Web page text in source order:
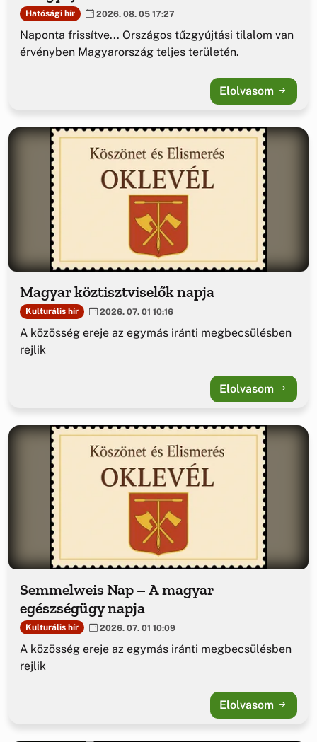
Hatósági hír 2026. 08. 05 17:27
Naponta frissítve... Országos tűzgyújtási tilalom van
érvényben Magyarország teljes területén.
Elolvasom
Magyar köztisztviselők napja
Kulturális hír 2026. 07. 01 10:16
A közösség ereje az egymás iránti megbecsülésben
rejlik
Elolvasom
Semmelweis Nap – A magyar
egészségügy napja
Kulturális hír 2026. 07. 01 10:09
A közösség ereje az egymás iránti megbecsülésben
rejlik
Elolvasom